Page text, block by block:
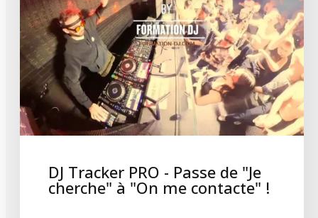
DJ Tracker PRO - Passe de "Je
cherche" à "On me contacte" !